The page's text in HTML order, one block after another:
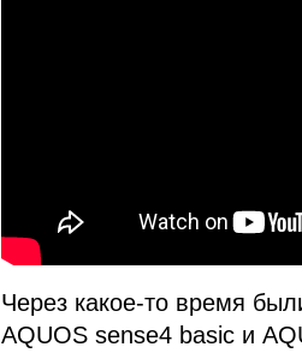
Через какое-то время
AQUOS sense4 basic и